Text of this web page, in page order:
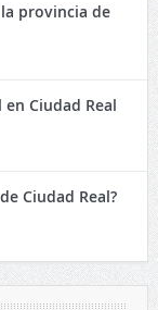
provincia de
Ciudad Real
Ciudad Real?